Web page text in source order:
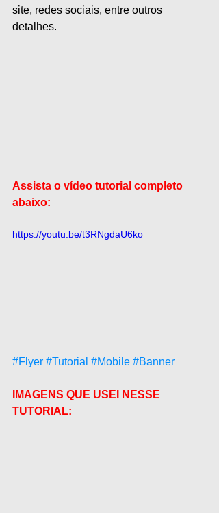
site, redes sociais, entre outros
detalhes.
Assista o vídeo tutorial completo
abaixo:
https://youtu.be/t3RNgdaU6ko
#Flyer #Tutorial #Mobile #Banner
IMAGENS QUE USEI NESSE
TUTORIAL: